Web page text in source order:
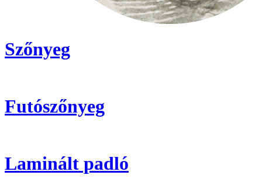
Szőnyeg
Futószőnyeg
Laminált padló